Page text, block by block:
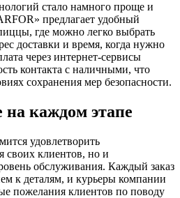
стало намного проще и
предлагает удобный
где можно легко выбрать
доставки и время, когда нужно
через интернет-сервисы
контакта с наличными, что
сохранения мер безопасности.
на каждом этапе
удовлетворить
своих клиентов, но и
обслуживания. Каждый заказ
к деталям, и курьеры компании
пожелания клиентов по поводу